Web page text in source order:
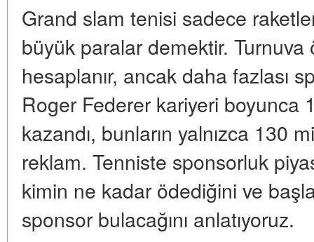
Grand slam tenisi sadece
büyük paralar demektir.
hesaplanır, ancak daha fazlası
Roger Federer kariyeri boyunca
kazandı, bunların yalnızca 130
reklam. Tenniste sponsorluk
kimin ne kadar ödediğini ve
sponsor bulacağını anlatıyoruz.